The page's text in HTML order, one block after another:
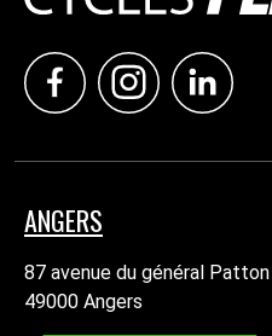
ANGERS
87 avenue du général Patton
49000 Angers